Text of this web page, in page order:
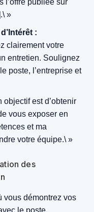
»
:
clairement votre
entretien. Soulignez
poste, l’entreprise et
objectif est d’obtenir
vous exposer en
et ma
votre équipe.\ »
des
vous démontrez vos
le poste.